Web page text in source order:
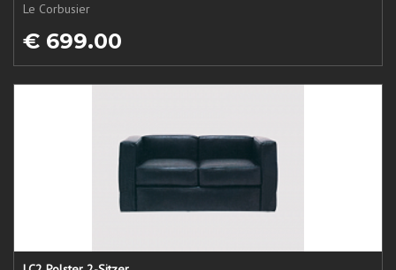
Le Corbusier
€ 699.00